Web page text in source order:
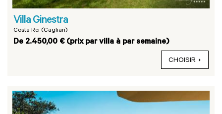
Villa Ginestra
Costa Rei (Cagliari)
De 2.450,00 € (prix par villa à par semaine)
CHOISIR